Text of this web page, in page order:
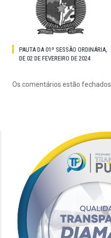
PAUTA DA 01º SESSÃO ORDINÁRIA,
DE 02 DE FEVEREIRO DE 2024
Os comentários estão fechados.